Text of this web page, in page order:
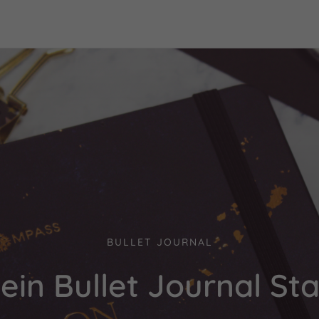
BULLET JOURNAL
Bullet Journal